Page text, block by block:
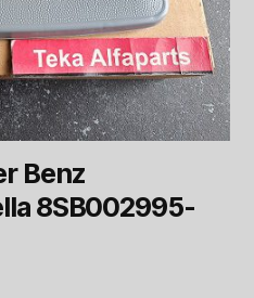
Benz
8SB002995-